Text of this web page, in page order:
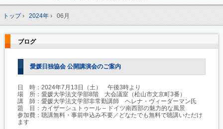
トップ› 2024年› 06月
ブログ
愛媛日独協会 公開講演会のご案内
日 時：2024年7月13日（土） 午後3時より
場 所：愛媛大学法文学部8階 大会議室（松山市文京町3番）
講 師：愛媛大学法文学部非常勤講師 ヘレナ・ヴィーダーマン氏
題 目：カイザーシュトゥール – ドイツ南西部の魅力的な風景
参加費：聴講無料・事前申込み不要／どなたでも無料で聴講いただけ
ます